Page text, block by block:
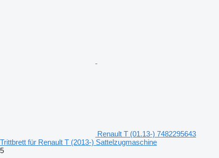
Renault T (01.13-) 7482295643
Trittbrett für Renault T (2013-) Sattelzugmaschine
5